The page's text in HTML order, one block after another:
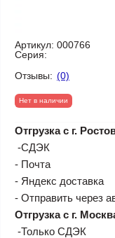
Артикул: 000766
Серия:
Отзывы: (0)
Нет в наличии
Отгрузка с г.
-СДЭК
- Почта
- Яндекс доставка
- Отправить через
Отгрузка с г.
-Только СДЭК